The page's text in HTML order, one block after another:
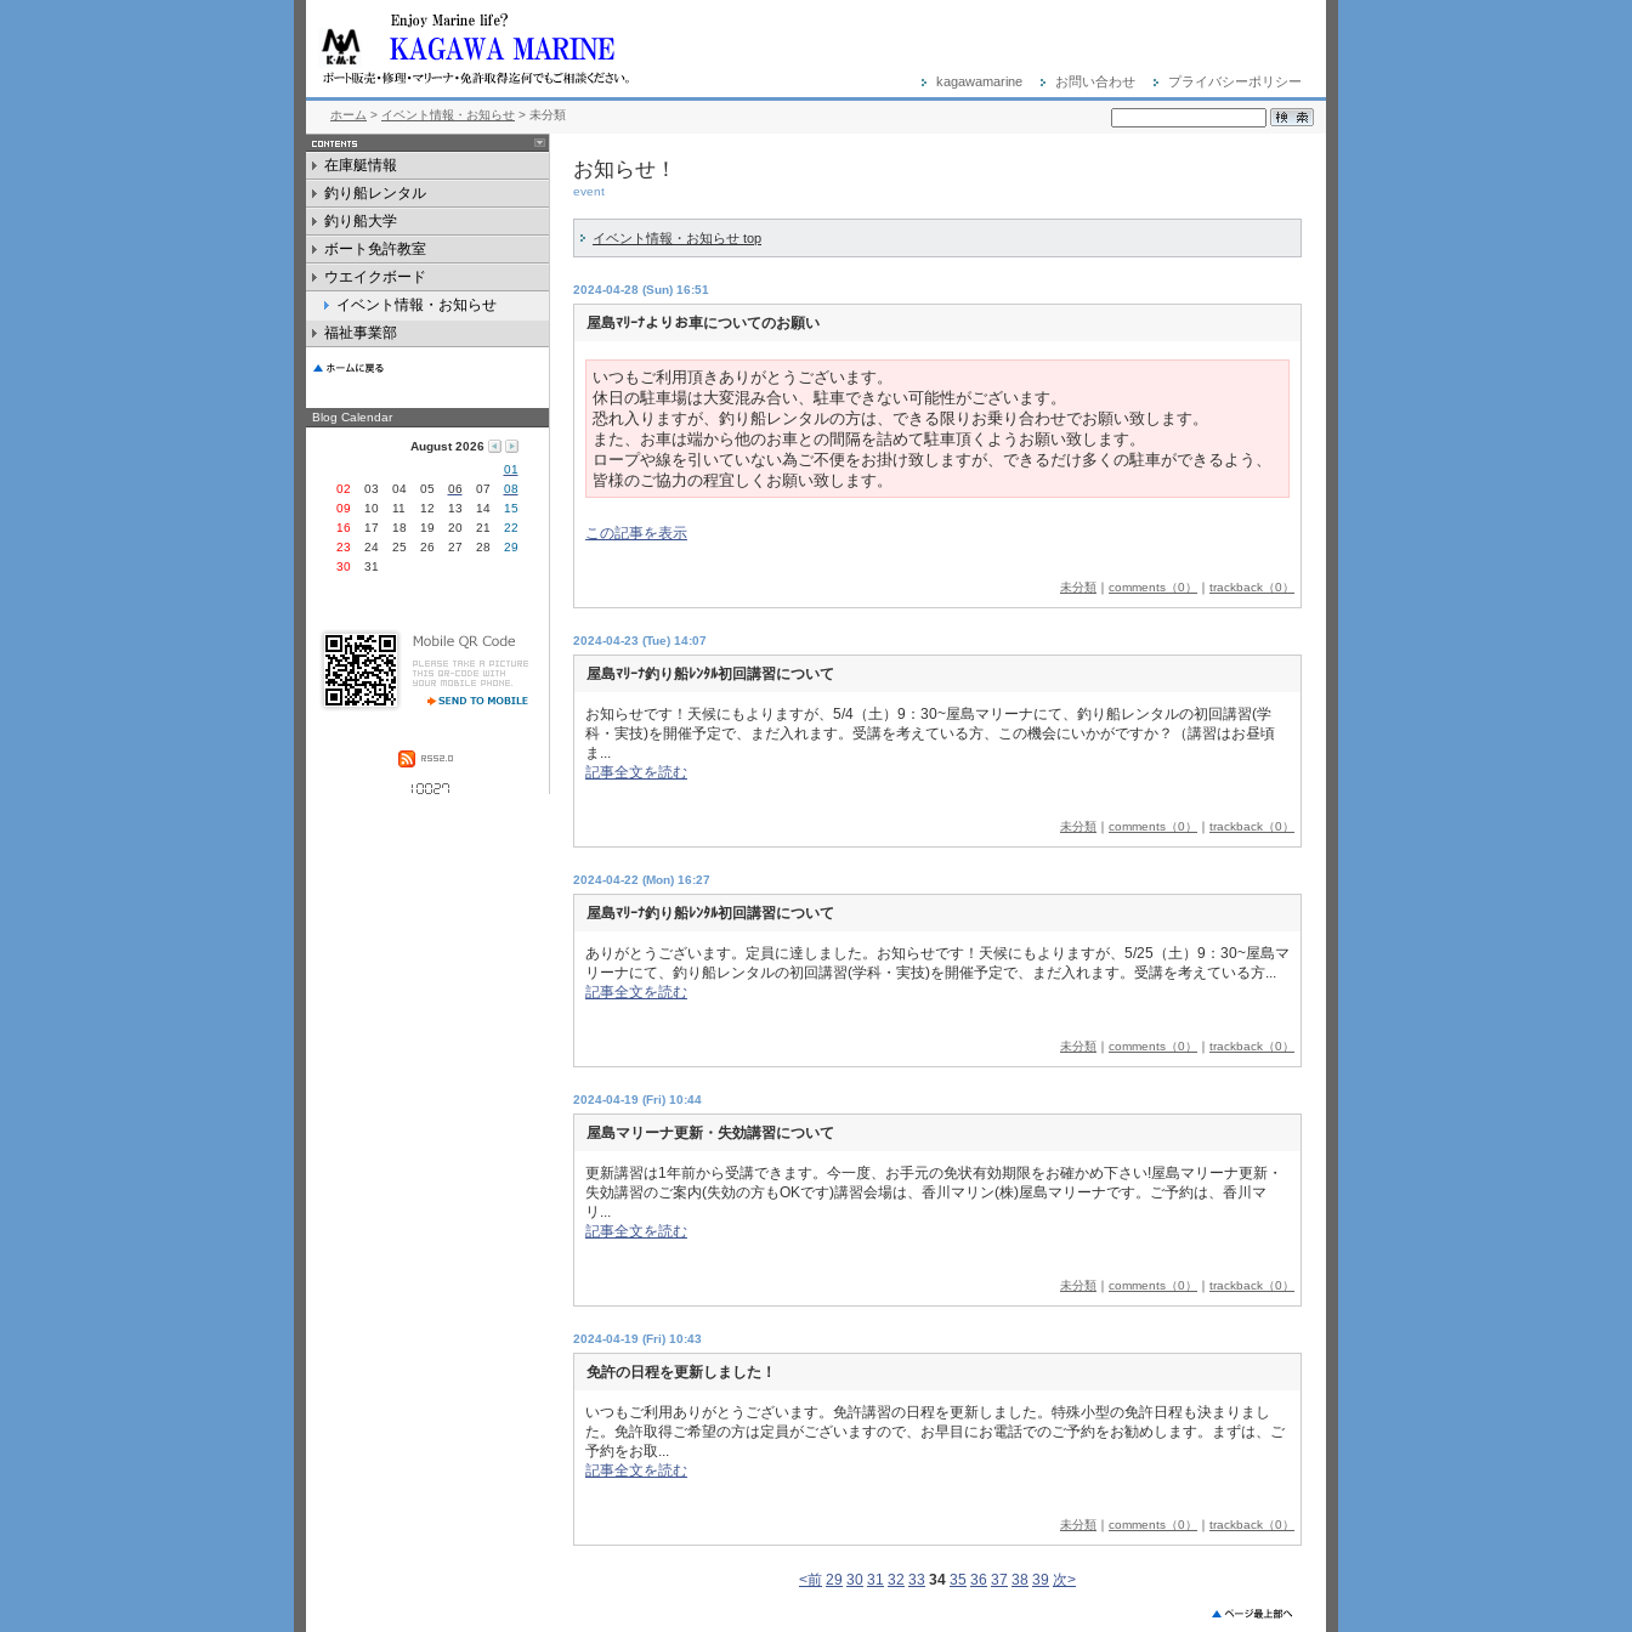
kagawamarine お問い合わせ プライバシーポリシー
ホーム > イベント情報・お知らせ > 未分類
お知らせ！
event
イベント情報・お知らせ top
2024-04-28 (Sun) 16:51
屋島ﾏﾘｰﾅよりお車についてのお願い
いつもご利用頂きありがとうございます。
休日の駐車場は大変混み合い、駐車できない可能性がございます。
恐れ入りますが、釣り船レンタルの方は、できる限りお乗り合わせでお願い致します。
また、 お車は端から他のお車との間隔を詰めて駐車頂くようお願い致します。
ロープや線を引いていない為ご不便をお掛け致しますが、できるだけ多くの駐車ができるよう、
皆様のご協力の程宜しくお願い致します。
この記事を表示
未分類 ｜ comments（0） ｜ trackback（0）
2024-04-23 (Tue) 14:07
屋島ﾏﾘｰﾅ釣り船ﾚﾝﾀﾙ初回講習について
お知らせです！天候にもよりますが、5/4（土）9：30~屋島マリーナにて、釣り船レンタルの初回講習(学
科・実技)を開催予定で、まだ入れます。受講を考えている方、この機会にいかがですか？（講習はお昼頃
ま...
記事全文を読む
未分類 ｜ comments（0） ｜ trackback（0）
2024-04-22 (Mon) 16:27
屋島ﾏﾘｰﾅ釣り船ﾚﾝﾀﾙ初回講習について
ありがとうございます。定員に達しました。お知らせです！天候にもよりますが、5/25（土）9：30~屋島マ
リーナにて、釣り船レンタルの初回講習(学科・実技)を開催予定で、まだ入れます。受講を考えている方...
記事全文を読む
未分類 ｜ comments（0） ｜ trackback（0）
2024-04-19 (Fri) 10:44
屋島マリーナ更新・失効講習について
更新講習は1年前から受講できます。今一度、お手元の免状有効期限をお確かめ下さい!屋島マリーナ更新・
失効講習のご案内(失効の方もOKです)講習会場は、香川マリン(株)屋島マリーナです。ご予約は、香川マ
リ...
記事全文を読む
未分類 ｜ comments（0） ｜ trackback（0）
2024-04-19 (Fri) 10:43
免許の日程を更新しました！
いつもご利用ありがとうございます。免許講習の日程を更新しました。特殊小型の免許日程も決まりまし
た。免許取得ご希望の方は定員がございますので、お早目にお電話でのご予約をお勧めします。まずは、ご
予約をお取...
記事全文を読む
未分類 ｜ comments（0） ｜ trackback（0）
<前 29 30 31 32 33 34 35 36 37 38 39 次>
在庫艇情報
釣り船レンタル
釣り船大学
ボート免許教室
ウエイクボード
イベント情報・お知らせ
福祉事業部
Blog Calendar
August 2026
01
02
03 04 05 06 07
08
09
10 11 12 13 14
15
16
17 18 19 20 21
22
23
24 25 26 27 28
29
30
31